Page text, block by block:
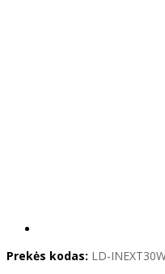
Prekės kodas: LD-